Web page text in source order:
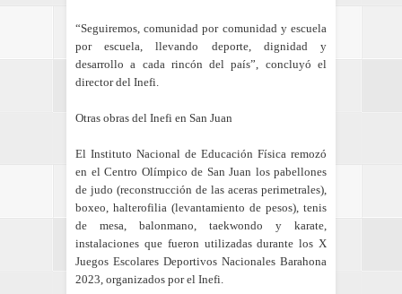
“Seguiremos, comunidad por comunidad y escuela
por escuela, llevando deporte, dignidad y
desarrollo a cada rincón del país”, concluyó el
director del Inefi.
Otras obras del Inefi en San Juan
El Instituto Nacional de Educación Física remozó
en el Centro Olímpico de San Juan los pabellones
de judo (reconstrucción de las aceras perimetrales),
boxeo, halterofilia (levantamiento de pesos), tenis
de mesa, balonmano, taekwondo y karate,
instalaciones que fueron utilizadas durante los X
Juegos Escolares Deportivos Nacionales Barahona
2023, organizados por el Inefi.